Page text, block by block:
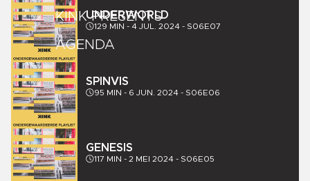
KINK PRESENTS
AGENDA
UNDERWORLD
129 MIN - 4 JUL. 2024 - S06E07
SPINVIS
95 MIN - 6 JUN. 2024 - S06E06
GENESIS
117 MIN - 2 MEI 2024 - S06E05